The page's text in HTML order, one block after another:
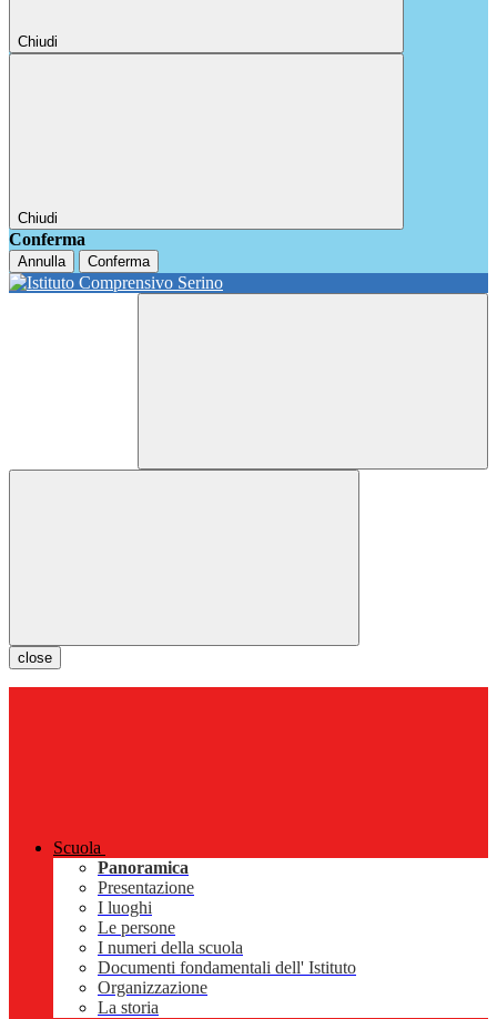
Chiudi
Chiudi
Conferma
Annulla Conferma
close
Scuola
Panoramica
Presentazione
I luoghi
Le persone
I numeri della scuola
Documenti fondamentali dell' Istituto
Organizzazione
La storia